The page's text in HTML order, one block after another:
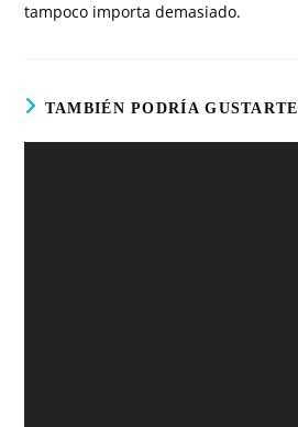
tampoco importa demasiado.
TAMBIÉN PODRÍA GUSTARTE